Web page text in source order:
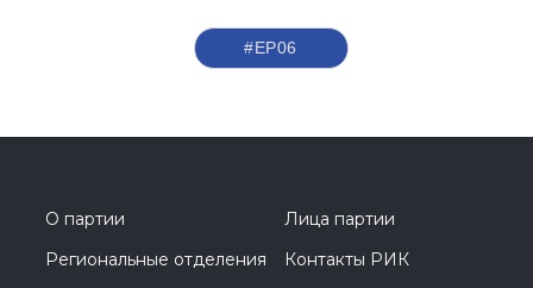
#ЕР06
О партии
Лица партии
Региональные отделения
Контакты РИК